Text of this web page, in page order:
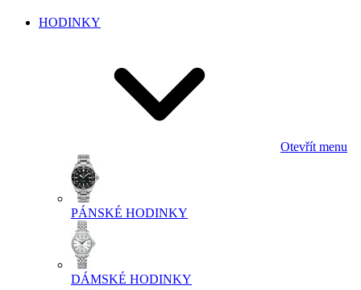
HODINKY
Otevřít menu
PÁNSKÉ HODINKY
DÁMSKÉ HODINKY